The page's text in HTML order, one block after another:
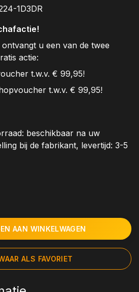
1D3DR
u een van de twee
actie:
t.w.v. € 99,95!
t.w.v. € 99,95!
beschikbaar na uw
bij de fabrikant, levertijd: 3-5
AAN WINKELWAGEN
ALS FAVORIET